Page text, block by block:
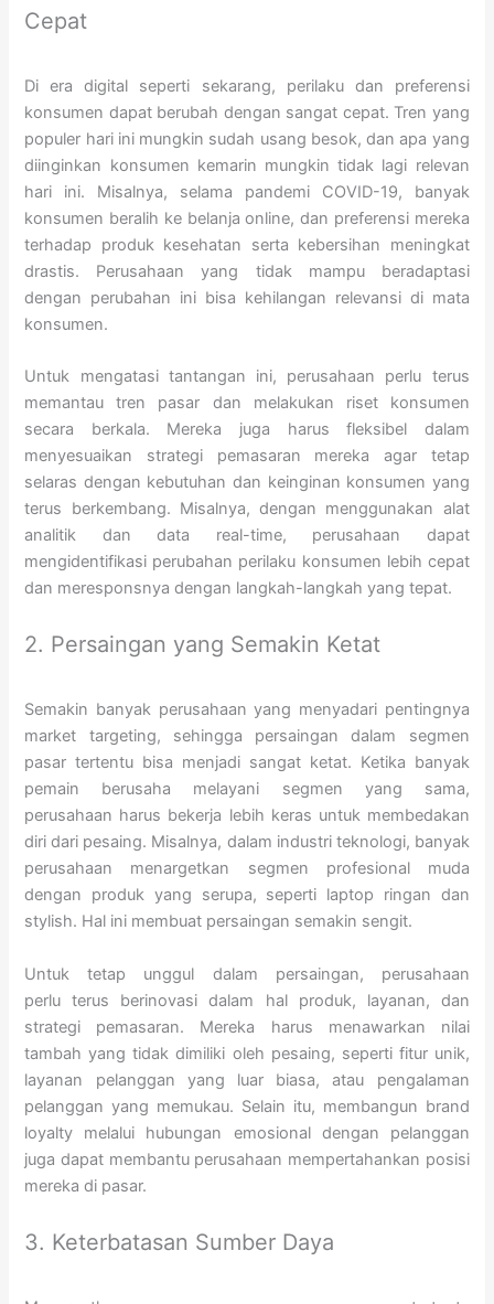
Cepat
Di era digital seperti sekarang, perilaku dan preferensi
konsumen dapat berubah dengan sangat cepat. Tren yang
populer hari ini mungkin sudah usang besok, dan apa yang
diinginkan konsumen kemarin mungkin tidak lagi relevan
hari ini. Misalnya, selama pandemi COVID-19, banyak
konsumen beralih ke belanja online, dan preferensi mereka
terhadap produk kesehatan serta kebersihan meningkat
drastis. Perusahaan yang tidak mampu beradaptasi
dengan perubahan ini bisa kehilangan relevansi di mata
konsumen.
Untuk mengatasi tantangan ini, perusahaan perlu terus
memantau tren pasar dan melakukan riset konsumen
secara berkala. Mereka juga harus fleksibel dalam
menyesuaikan strategi pemasaran mereka agar tetap
selaras dengan kebutuhan dan keinginan konsumen yang
terus berkembang. Misalnya, dengan menggunakan alat
analitik dan data real-time, perusahaan dapat
mengidentifikasi perubahan perilaku konsumen lebih cepat
dan meresponsnya dengan langkah-langkah yang tepat.
2. Persaingan yang Semakin Ketat
Semakin banyak perusahaan yang menyadari pentingnya
market targeting, sehingga persaingan dalam segmen
pasar tertentu bisa menjadi sangat ketat. Ketika banyak
pemain berusaha melayani segmen yang sama,
perusahaan harus bekerja lebih keras untuk membedakan
diri dari pesaing. Misalnya, dalam industri teknologi, banyak
perusahaan menargetkan segmen profesional muda
dengan produk yang serupa, seperti laptop ringan dan
stylish. Hal ini membuat persaingan semakin sengit.
Untuk tetap unggul dalam persaingan, perusahaan
perlu terus berinovasi dalam hal produk, layanan, dan
strategi pemasaran. Mereka harus menawarkan nilai
tambah yang tidak dimiliki oleh pesaing, seperti fitur unik,
layanan pelanggan yang luar biasa, atau pengalaman
pelanggan yang memukau. Selain itu, membangun brand
loyalty melalui hubungan emosional dengan pelanggan
juga dapat membantu perusahaan mempertahankan posisi
mereka di pasar.
3. Keterbatasan Sumber Daya